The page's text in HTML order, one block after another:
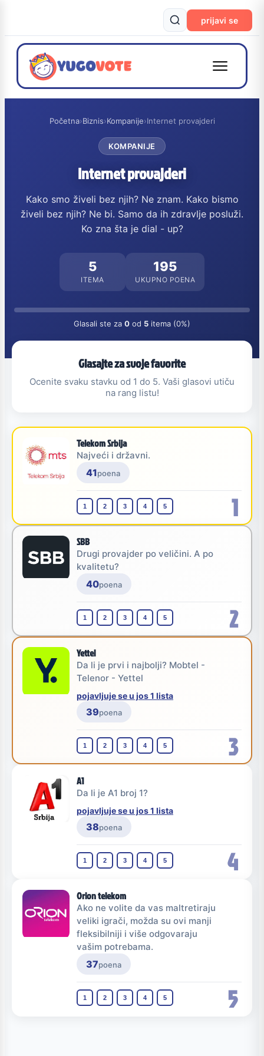
prijavi se
Početna›Biznis›Kompanije›Internet provajderi
KOMPANIJE
Internet provajderi
Kako smo živeli bez njih? Ne znam. Kako bismo
živeli bez njih? Ne bi. Samo da ih zdravlje posluži.
Ko zna šta je dial - up?
5
ITEMA
195
UKUPNO POENA
Glasali ste za 0 od 5 itema (0%)
Glasajte za svoje favorite
Ocenite svaku stavku od 1 do 5. Vaši glasovi utiču
na rang listu!
1
Telekom Srbija
Najveći i državni.
41poena
1 2 3 4 5
2
SBB
Drugi provajder po veličini. A po
kvalitetu?
40poena
1 2 3 4 5
3
Yettel
Da li je prvi i najbolji? Mobtel -
Telenor - Yettel
pojavljuje se u jos 1 lista
39poena
1 2 3 4 5
4
A1
Da li je A1 broj 1?
pojavljuje se u jos 1 lista
38poena
1 2 3 4 5
5
Orion telekom
Ako ne volite da vas maltretiraju
veliki igrači, možda su ovi manji
fleksibilniji i više odgovaraju
vašim potrebama.
37poena
1 2 3 4 5